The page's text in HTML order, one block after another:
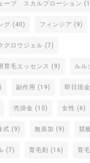
ーブ スカルプローション
グ (40) フィンジア (9)
グロウジェル (7)
育毛エッセンス (9) ルル
副作用 (19) 即日現
売掛金 (10) 女性 (6)
式 (9) 無添加 (9) 競
(7) 育毛剤 (16) 育